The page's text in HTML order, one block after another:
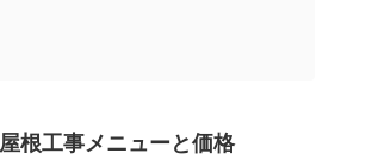
屋根工事メニューと価格